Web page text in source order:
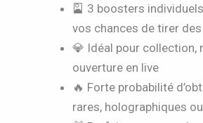
🎴 3 boosters
vos chances de tirer
💎 Idéal pour collection,
ouverture en live
🔥 Forte probabilité
rares, holographiques